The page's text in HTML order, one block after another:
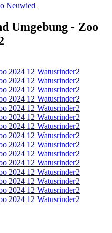
Neuwied
Umgebung - Zoo